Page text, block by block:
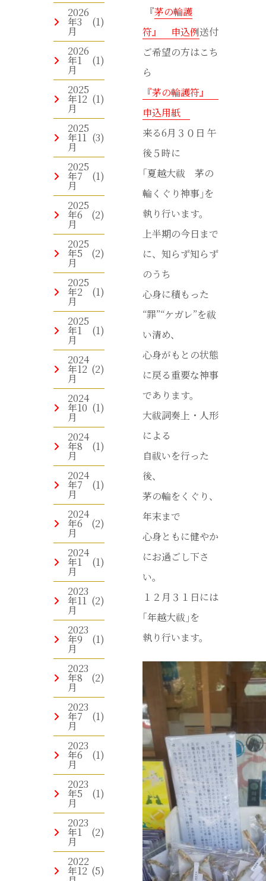
2026
年3
月
(1)
2026
年1
月
(1)
2025
年12
月
(1)
2025
年11
月
(3)
2025
年7
月
(1)
2025
年6
月
(2)
2025
年5
月
(2)
2025
年2
月
(1)
2025
年1
月
(1)
2024
年12
月
(2)
2024
年10
月
(1)
2024
年8
月
(1)
2024
年7
月
(1)
2024
年6
月
(2)
2024
年1
月
(1)
2023
年11
月
(2)
2023
年9
月
(1)
2023
年8
月
(2)
2023
年7
月
(1)
2023
年6
月
(1)
2023
年5
月
(1)
2023
年1
月
(2)
2022
年12 (5)
『茅の輪護
符』 申込例送付
ご希望の方はこち
ら
『茅の輪護符』
申込用紙
来る6月３０日 午
後５時に
｢夏越大祓 茅の
輪くぐり神事｣を
執り行います。
上半期の今日まで
に、知らず知らず
のうち
心身に積もった
“罪”“ケガレ”を祓
い清め、
心身がもとの状態
に戻る重要な神事
であります。
大祓詞奏上・人形
による
自祓いを行った
後、
茅の輪をくぐり、
年末まで
心身ともに健やか
にお過ごし下さ
い。
１２月３１日には
｢年越大祓｣を
執り行います。